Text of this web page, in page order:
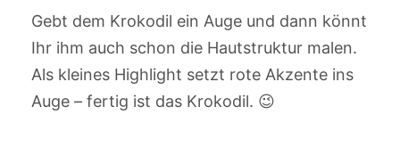
Gebt dem Krokodil ein Auge und dann könnt
Ihr ihm auch schon die Hautstruktur malen.
Als kleines Highlight setzt rote Akzente ins
Auge – fertig ist das Krokodil. 😉